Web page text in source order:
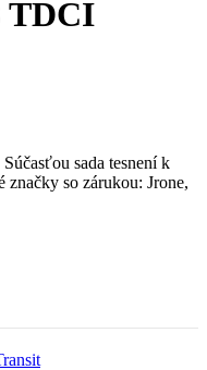
TDCI
sada tesnení k
značky so zárukou: Jrone,